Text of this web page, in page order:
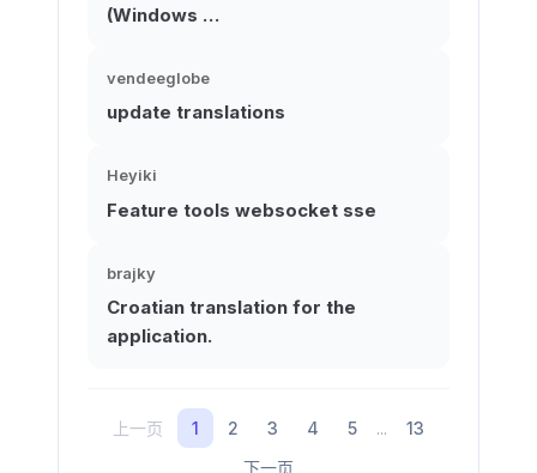
(Windows …
vendeeglobe
update translations
Heyiki
Feature tools websocket sse
brajky
Croatian translation for the
application.
上一页 1 2 3 4 5 ...
13
下一页